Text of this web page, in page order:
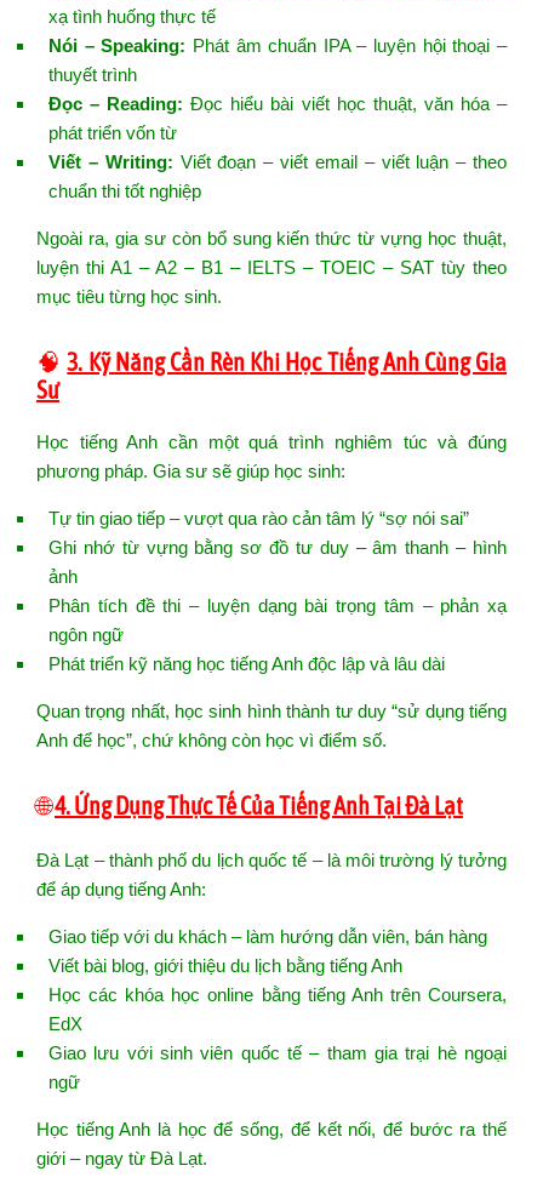
xạ tình huống thực tế
Nói – Speaking: Phát âm chuẩn IPA – luyện hội thoại –
thuyết trình
Đọc – Reading: Đọc hiểu bài viết học thuật, văn hóa –
phát triển vốn từ
Viết – Writing: Viết đoạn – viết email – viết luận – theo
chuẩn thi tốt nghiệp
Ngoài ra, gia sư còn bổ sung kiến thức từ vựng học thuật,
luyện thi A1 – A2 – B1 – IELTS – TOEIC – SAT tùy theo
mục tiêu từng học sinh.
🧠3. Kỹ Năng Cần Rèn Khi Học Tiếng Anh Cùng Gia
Sư
Học tiếng Anh cần một quá trình nghiêm túc và đúng
phương pháp. Gia sư sẽ giúp học sinh:
Tự tin giao tiếp – vượt qua rào cản tâm lý “sợ nói sai”
Ghi nhớ từ vựng bằng sơ đồ tư duy – âm thanh – hình
ảnh
Phân tích đề thi – luyện dạng bài trọng tâm – phản xạ
ngôn ngữ
Phát triển kỹ năng học tiếng Anh độc lập và lâu dài
Quan trọng nhất, học sinh hình thành tư duy “sử dụng tiếng
Anh để học”, chứ không còn học vì điểm số.
🌐4. Ứng Dụng Thực Tế Của Tiếng Anh Tại Đà Lạt
Đà Lạt – thành phố du lịch quốc tế – là môi trường lý tưởng
để áp dụng tiếng Anh:
Giao tiếp với du khách – làm hướng dẫn viên, bán hàng
Viết bài blog, giới thiệu du lịch bằng tiếng Anh
Học các khóa học online bằng tiếng Anh trên Coursera,
EdX
Giao lưu với sinh viên quốc tế – tham gia trại hè ngoại
ngữ
Học tiếng Anh là học để sống, để kết nối, để bước ra thế
giới – ngay từ Đà Lạt.